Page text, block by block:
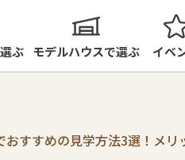
ぶ モデルハウスで選ぶ イベ
おすすめの見学方法3選！メ